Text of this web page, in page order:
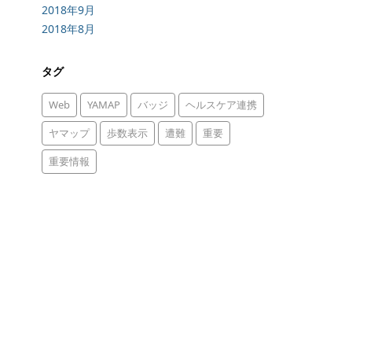
2018年9月
2018年8月
タグ
Web YAMAP バッジ
ヘルスケア連携
ヤマップ
歩数表示 遭難
重要
重要情報